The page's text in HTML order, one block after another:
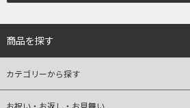
商品を探す
カテゴリーから探す
お祝い・お返し・お見舞い